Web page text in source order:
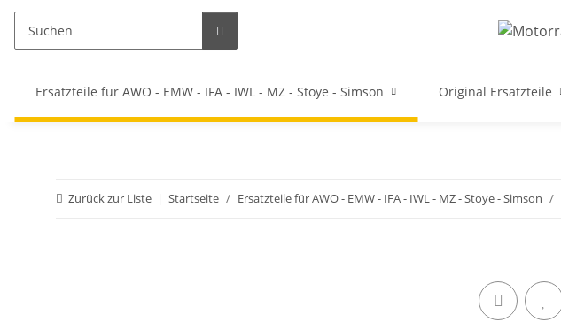
Ersatzteile für AWO - EMW - IFA - IWL - MZ - Stoye - Simson Original Ersatzteile
Zurück zur Liste Startseite Ersatzteile für AWO - EMW - IFA - IWL - MZ - Stoye - Simson